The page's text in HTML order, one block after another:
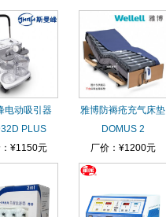
电动吸引器
PLUS
¥1150元
雅博防褥疮充气床垫
DOMUS 2
厂价：¥1200元